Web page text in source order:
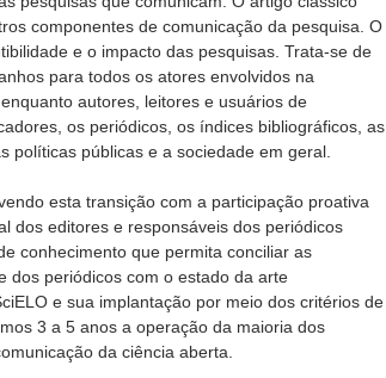
componentes de comunicação da pesquisa. O
e o impacto das pesquisas. Trata-se de
para todos os atores envolvidos na
autores, leitores e usuários de
os periódicos, os índices bibliográficos, as
políticas públicas e a sociedade em geral.
esta transição com a participação proativa
dos editores e responsáveis dos periódicos
conhecimento que permita conciliar as
dos periódicos com o estado da arte
e sua implantação por meio dos critérios de
3 a 5 anos a operação da maioria dos
da ciência aberta.